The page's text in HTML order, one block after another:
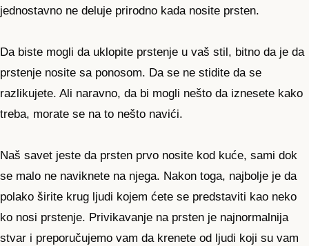
jednostavno ne deluje prirodno kada nosite prsten.
Da biste mogli da uklopite prstenje u vaš stil, bitno da je da
prstenje nosite sa ponosom. Da se ne stidite da se
razlikujete. Ali naravno, da bi mogli nešto da iznesete kako
treba, morate se na to nešto navići.
Naš savet jeste da prsten prvo nosite kod kuće, sami dok
se malo ne naviknete na njega. Nakon toga, najbolje je da
polako širite krug ljudi kojem ćete se predstaviti kao neko
ko nosi prstenje. Privikavanje na prsten je najnormalnija
stvar i preporučujemo vam da krenete od ljudi koji su vam